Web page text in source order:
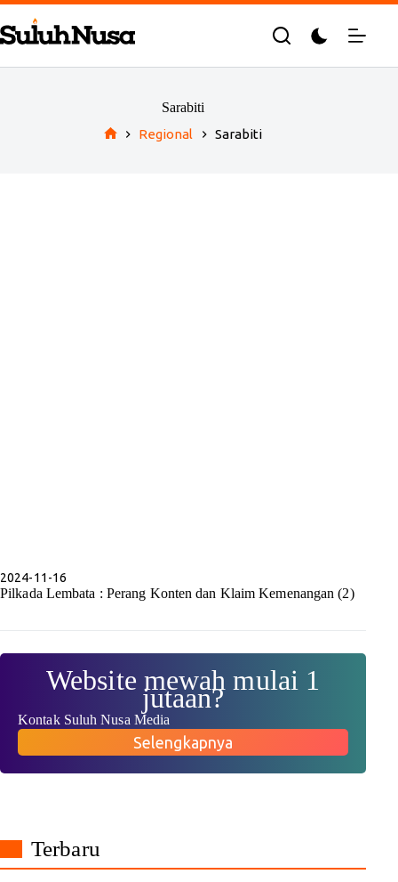
Skip
to
content
Sarabiti
Regional Sarabiti
2024-11-16
Pilkada Lembata : Perang Konten dan Klaim Kemenangan (2)
Website mewah mulai 1
jutaan?
Kontak Suluh Nusa Media
Selengkapnya
Terbaru